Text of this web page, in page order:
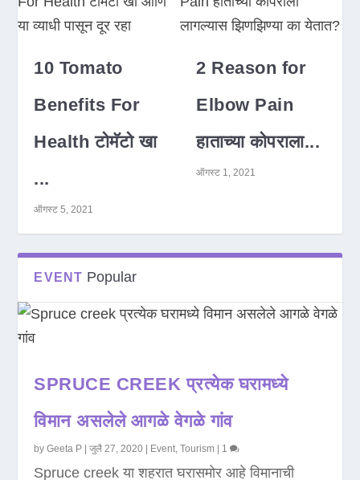
10 Tomato
Benefits For
Health टोमॅटो खा
...
ऑगस्ट 5, 2021
2 Reason for
Elbow Pain
हाताच्या कोपराला...
ऑगस्ट 1, 2021
EVENT Popular
SPRUCE CREEK प्रत्येक घरामध्ये
विमान असलेले आगळे वेगळे गांव
byGeeta P |जुलै 27, 2020 Event,Tourism 1
Spruce creek या शहरात घरासमोर आहे विमानाची